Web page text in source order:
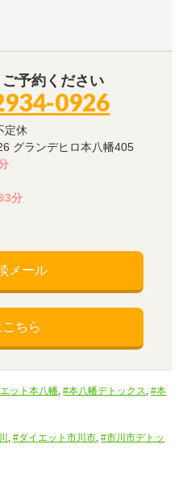
予約ください
0926
定休
グランデヒロ本八幡405
3分
メール
ちら
ット本八幡,#本八幡デトックス,#本
,#ダイエット市川市,#市川市デトッ